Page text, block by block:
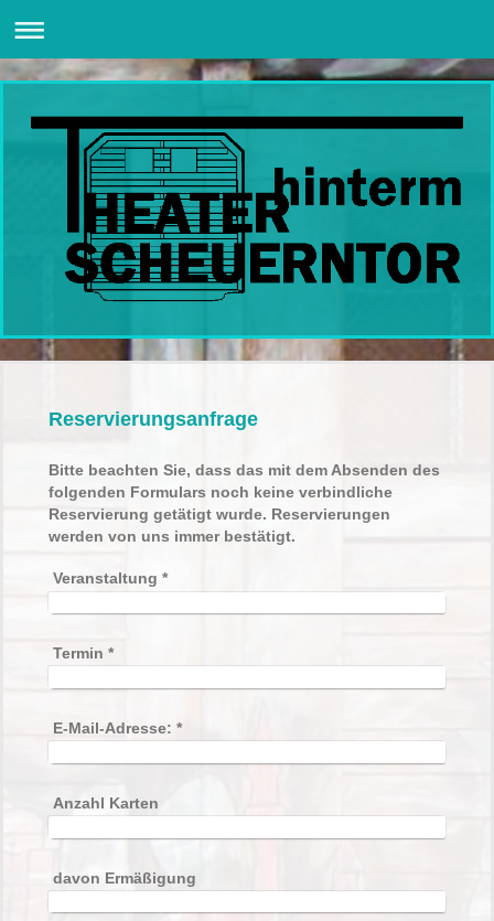
Reservierungsanfrage
Bitte beachten Sie, dass das mit dem Absenden des
folgenden Formulars noch keine verbindliche
Reservierung getätigt wurde. Reservierungen
werden von uns immer bestätigt.
Veranstaltung *
Termin *
E-Mail-Adresse: *
Anzahl Karten
davon Ermäßigung